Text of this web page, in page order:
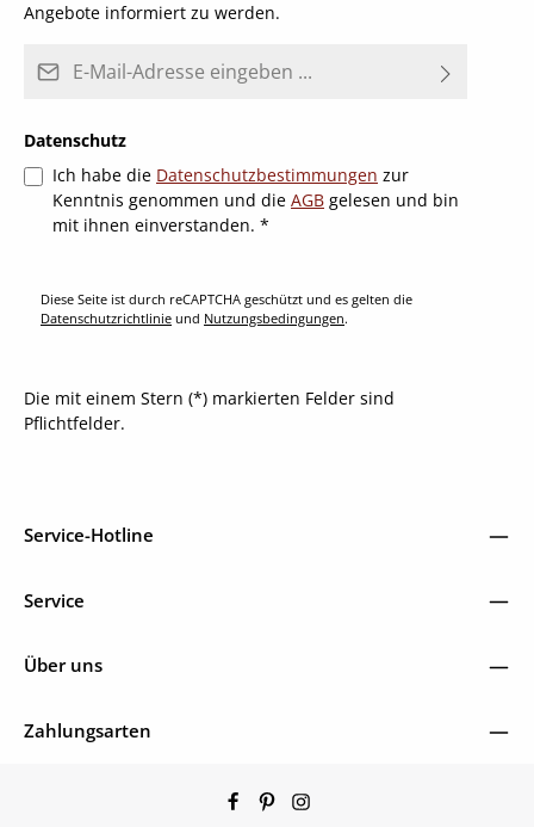
Angebote informiert zu werden.
Datenschutz
Ich habe die Datenschutzbestimmungen zur
Kenntnis genommen und die AGB gelesen und bin
mit ihnen einverstanden. *
Diese Seite ist durch reCAPTCHA geschützt und es gelten die
Datenschutzrichtlinie und Nutzungsbedingungen.
Die mit einem Stern (*) markierten Felder sind
Pflichtfelder.
Service-Hotline
Service
Über uns
Zahlungsarten